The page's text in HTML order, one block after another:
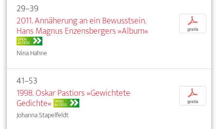
29–39
2011. Annäherung an ein Bewusstsein.
Hans Magnus Enzensbergers »Album«
OPEN
ACCESS
Nina Hahne
p
gratis
41–53
1998. Oskar Pastiors »Gewichtete
Gedichte« OPEN
ACCESS
Johanna Stapelfeldt
p
gratis